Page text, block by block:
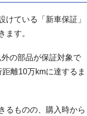
ている「新車保証」
ます。
の部品が保証対象で
離10万kmに達するま
るものの、購入時から